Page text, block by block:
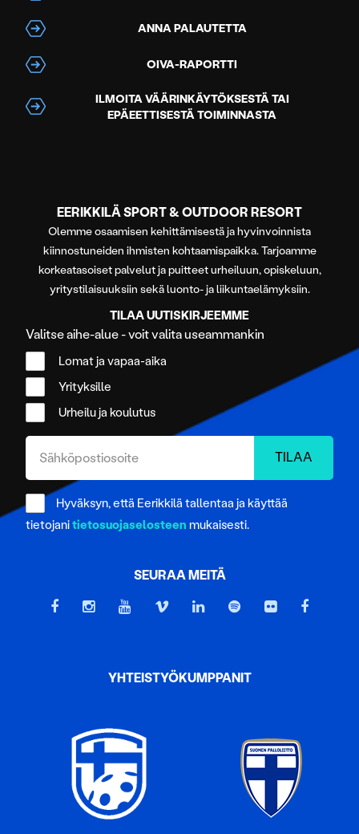
ANNA PALAUTETTA
OIVA-RAPORTTI
ILMOITA VÄÄRINKÄYTÖKSESTÄ TAI
EPÄEETTISESTÄ TOIMINNASTA
EERIKKILÄ SPORT & OUTDOOR RESORT
Olemme osaamisen kehittämisestä ja hyvinvoinnista
kiinnostuneiden ihmisten kohtaamispaikka. Tarjoamme
korkeatasoiset palvelut ja puitteet urheiluun, opiskeluun,
yritystilaisuuksiin sekä luonto- ja liikuntaelämyksiin.
TILAA UUTISKIRJEEMME
Valitse aihe-alue - voit valita useammankin
Lomat ja vapaa-aika
Yrityksille
Urheilu ja koulutus
Hyväksyn, että Eerikkilä tallentaa ja käyttää
tietojanitietosuojaselosteen mukaisesti.
SEURAA MEITÄ
YHTEISTYÖKUMPPANIT